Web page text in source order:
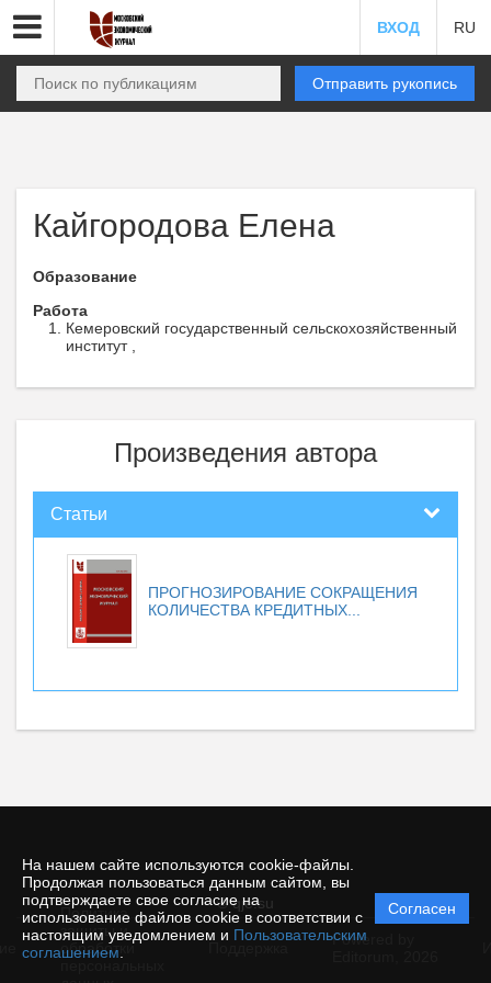
На нашем сайте используются cookie-файлы.
Продолжая пользоваться данным сайтом, вы
подтверждаете свое согласие на
использование файлов cookie в соответствии с
настоящим уведомлением и Пользовательским
соглашением
Согласен
ВХОД RU
Отправить рукопись
Кайгородова Елена
Образование
Работа
Кемеровский государственный сельскохозяйственный
институт ,
Произведения автора
Статьи
ПРОГНОЗИРОВАНИЕ СОКРАЩЕНИЯ
КОЛИЧЕСТВА КРЕДИТНЫХ...
© qje.su
Политика
защиты и
обработки
Powered by